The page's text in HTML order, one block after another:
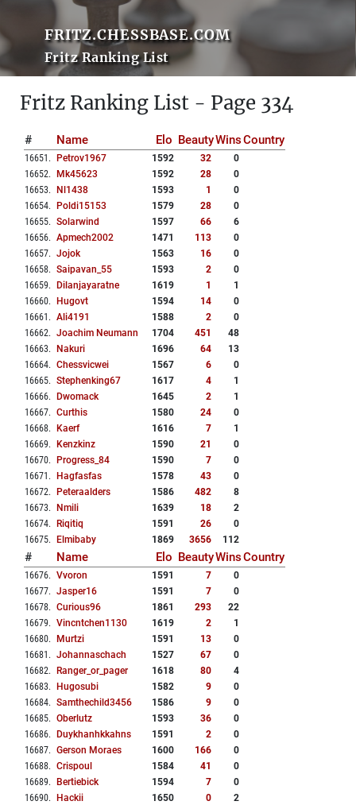
FRITZ.CHESSBASE.COM
Fritz Ranking List
Fritz Ranking List - Page 334
# Name Elo BeautyWinsCountry
16651 . Petrov1967 1592 32
0
16652. Mk45623 1592 28
0
16653. Nl1438 1593 1
0
16654. Poldi15153 1579 28
0
16655. Solarwind 1597 66
6
16656. Apmech2002 1471 113
0
16657. Jojok 1563 16
0
16658. Saipavan_55 1593 2
0
16659. Dilanjayaratne 1619 1
1
16660. Hugovt 1594 14
0
16661 . Ali4191 1588 2
0
16662. Joachim Neumann 1704 451
48
16663. Nakuri 1696 64
13
16664. Chessvicwei 1567 6
0
16665. Stephenking67 1617 4
1
16666. Dwomack 1645 2
1
16667. Curthis 1580 24
0
16668. Kaerf 1616 7
1
16669. Kenzkinz 1590 21
0
16670. Progress_84 1590 7
0
16671 . Hagfasfas 1578 43
0
16672. Peteraalders 1586 482
8
16673. Nmili 1639 18
2
16674. Riqitiq 1591 26
0
16675. Elmibaby 1869 3656 112
# Name Elo BeautyWinsCountry
16676. Vvoron 1591 7
0
16677. Jasper16 1591 7
0
16678. Curious96 1861 293
22
16679. Vincntchen1130 1619 2
1
16680. Murtzi 1591 13
0
16681 . Johannaschach 1527 67
0
16682. Ranger_or_pager 1618 80
4
16683. Hugosubi 1582 9
0
16684. Samthechild3456 1586 9
0
16685. Oberlutz 1593 36
0
16686. Duykhanhkkahns 1591 2
0
16687. Gerson Moraes 1600 166
0
16688. Crispoul 1584 41
0
16689. Bertiebick 1594 7
0
16690. Hackii 1650 0
2